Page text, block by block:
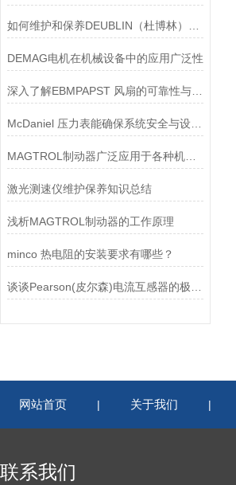
DEMAG电机在机械设备中的应用广泛性
深入了解EBMPAPST 风扇的可靠性与耐用性
McDaniel 压力表能确保系统安全与设备寿命延长
MAGTROL制动器广泛应用于各种机械设备和交通工具中
激光测速仪维护保养知识总结
浅析MAGTROL制动器的工作原理
minco 热电阻的安装要求有哪些？
网站首页 | 关于我们 |
联系我们